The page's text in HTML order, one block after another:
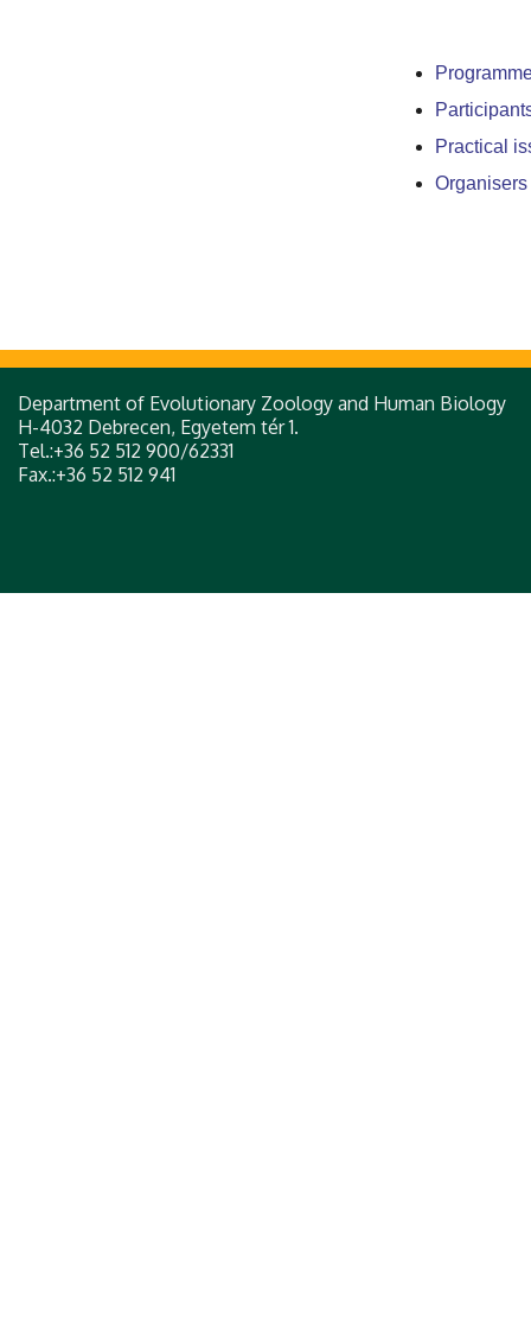
Practical
Organisers
Department of Evolutionary Zoology and Human Biology
H-4032 Debrecen, Egyetem tér 1.
Tel.:+36 52 512 900/62331
Fax.:+36 52 512 941